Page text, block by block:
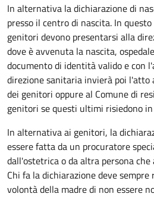
In alternativa la dichiarazione di
presso il centro di nascita. In
genitori devono presentarsi alla
dove è avvenuta la nascita,
documento di identità valido e con
direzione sanitaria invierà poi l'atto
dei genitori oppure al Comune di
genitori se questi ultimi risiedono
In alternativa ai genitori, la
essere fatta da un procuratore
dall'ostetrica o da altra persona
Chi fa la dichiarazione deve
volontà della madre di non essere